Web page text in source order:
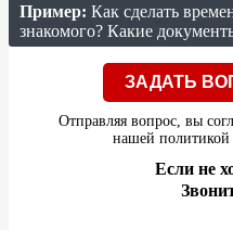
Пример: Как сделать
знакомого? Какие
ЗАДАТЬ
Отправляя вопрос, вы
нашей
Если не